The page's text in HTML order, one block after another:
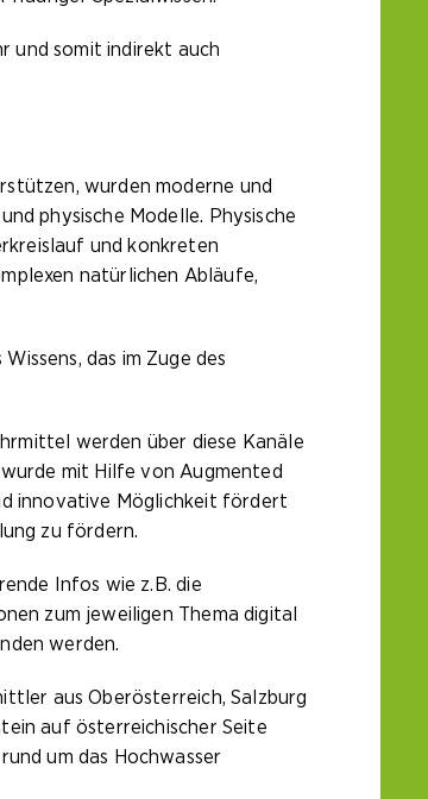
und somit indirekt auch
wurden moderne und
physische Modelle. Physische
und konkreten
natürlichen Abläufe,
das im Zuge des
werden über diese Kanäle
mit Hilfe von Augmented
innovative Möglichkeit fördert
zu fördern.
Infos wie z.B. die
zum jeweiligen Thema digital
werden.
aus Oberösterreich, Salzburg
auf österreichischer Seite
um das Hochwasser